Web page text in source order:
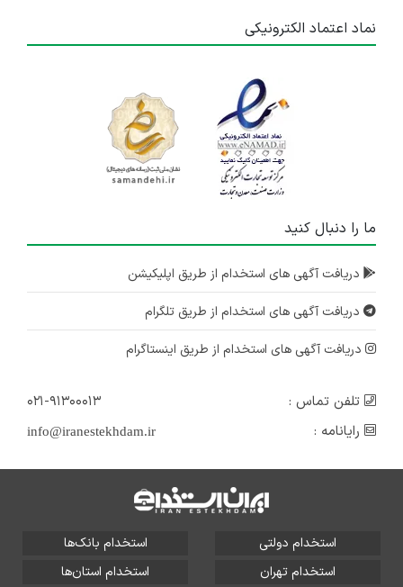
نماد اعتماد الکترونیکی
ما را دنبال کنید
دریافت آگهی های استخدام از طریق اپلیکیشن
دریافت آگهی های استخدام از طریق تلگرام
دریافت آگهی های استخدام از طریق اینستاگرام
تلفن تماس :
۰۲۱-۹۱۳۰۰۰۱۳
رایانامه :
info@iranestekhdam.ir
استخدام دولتی
استخدام بانک‌ها
استخدام تهران
استخدام استان‌ها